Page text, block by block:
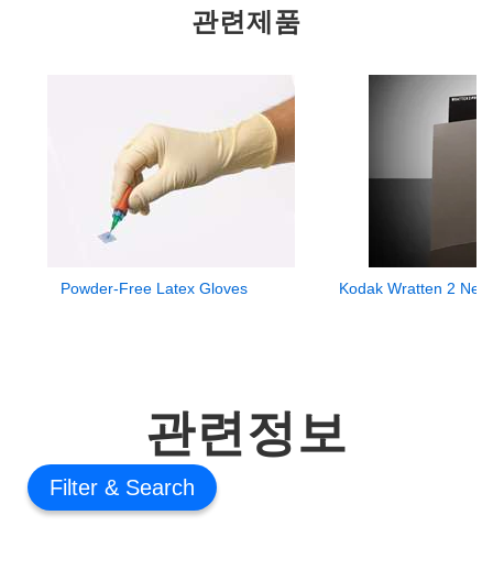
관련제품
Powder-Free Latex Gloves Kodak Wratten 2
관련정보
Filter